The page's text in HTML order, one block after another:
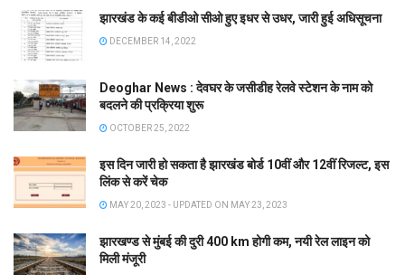
झारखंड के कई बीडीओ सीओ हुए इधर से उधर, जारी हुई अधिसूचना
DECEMBER 14, 2022
Deoghar News : देवघर के जसीडीह रेलवे स्टेशन के नाम को
बदलने की प्रक्रिया शुरू
OCTOBER 25, 2022
इस दिन जारी हो सकता है झारखंड बोर्ड 10वीं और 12वीं रिजल्ट, इस
लिंक से करें चेक
MAY 20, 2023 - UPDATED ON MAY 23, 2023
झारखण्ड से मुंबई की दुरी 400 km होगी कम, नयी रेल लाइन को
मिली मंजूरी